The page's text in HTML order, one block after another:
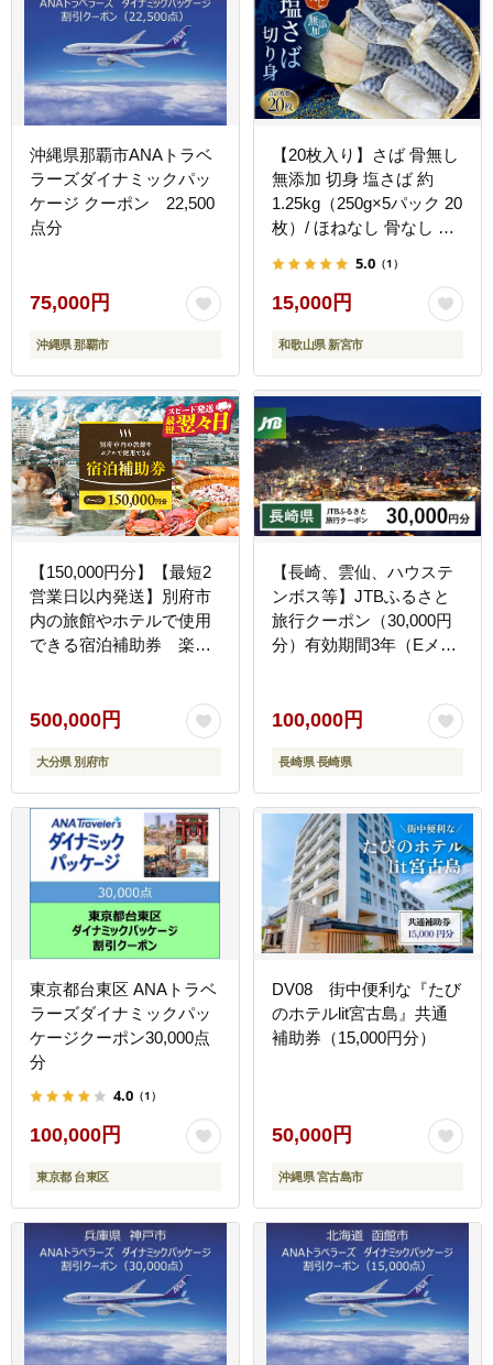
沖縄県那覇市ANAトラベ
ラーズダイナミックパッ
ケージ クーポン 22,500
点分
75,000円
沖縄県 那覇市
【20枚入り】さば 骨無し
無添加 切身 塩さば 約
1.25kg（250g×5パック 20
枚）/ ほねなし 骨なし サ
5.0 （1）
15,000円
和歌山県 新宮市
【150,000円分】【最短2
営業日以内発送】別府市
内の旅館やホテルで使用
できる宿泊補助券 楽し
15000円 3万円 9万円 15
万円 30万円 ホテル 旅館
温泉 旅行 観光 トラベル
宿泊補助券 チケット クー
ポン 宿泊 お泊り 別府温
泉 別府観光 地獄めぐり
旅 おすすめ 人気 体験型
節約_B030-006
500,000円
大分県 別府市
【長崎、雲仙、ハウステ
ンボス等】JTBふるさと
旅行クーポン（30,000円
分）有効期間3年（Eメー
観光 体験 旅行券 宿泊券
旅行予約 温泉 ホテル 旅
館 チケット 子供 子連れ
カップル 家族 人気 おす
すめ 旅行クーポン 店頭
オンライン ネット予約 電
話 有効期間3年
100,000円
長崎県 長崎県
東京都台東区 ANAトラベ
ラーズダイナミックパッ
ケージクーポン30,000点
分
4.0 （1）
100,000円
東京都 台東区
DV08 街中便利な『たび
のホテルlit宮古島』共通
補助券（15,000円分）
50,000円
沖縄県 宮古島市